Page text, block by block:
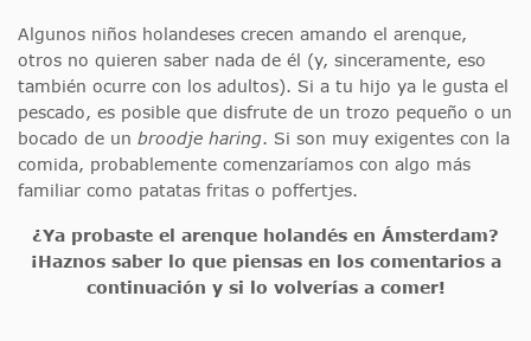
Algunos niños holandeses crecen amando el arenque,
otros no quieren saber nada de él (y, sinceramente, eso
también ocurre con los adultos). Si a tu hijo ya le gusta el
pescado, es posible que disfrute de un trozo pequeño o un
bocado de un broodje haring. Si son muy exigentes con la
comida, probablemente comenzaríamos con algo más
familiar como patatas fritas o poffertjes.
¿Ya probaste el arenque holandés en Ámsterdam?
¡Haznos saber lo que piensas en los comentarios a
continuación y si lo volverías a comer!